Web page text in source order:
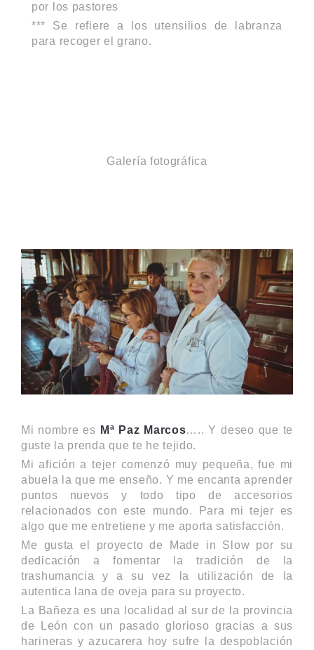
por los pastores
*** Se refiere a los utensilios de labranza
para recoger el grano.
Galería fotográfica
Mi nombre es Mª Paz Marcos….. Y deseo que te
guste la prenda que te he tejido.
Mi afición a tejer comenzó muy pequeña, fue mi
abuela la que me enseño. Y me encanta aprender
puntos nuevos y todo tipo de accesorios
relacionados con este mundo. Para mi tejer es
algo que me entretiene y me aporta satisfacción.
Me gusta el proyecto de Made in Slow por su
dedicación a fomentar la tradición de la
trashumancia y a su vez la utilización de la
autentica lana de oveja para su proyecto.
La Bañeza es una localidad al sur de la provincia
de León con un pasado glorioso gracias a sus
harineras y azucarera hoy sufre la despoblación